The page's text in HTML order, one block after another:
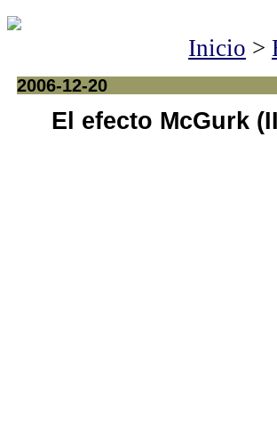
Inicio >
2006-12-20
El efecto McGurk